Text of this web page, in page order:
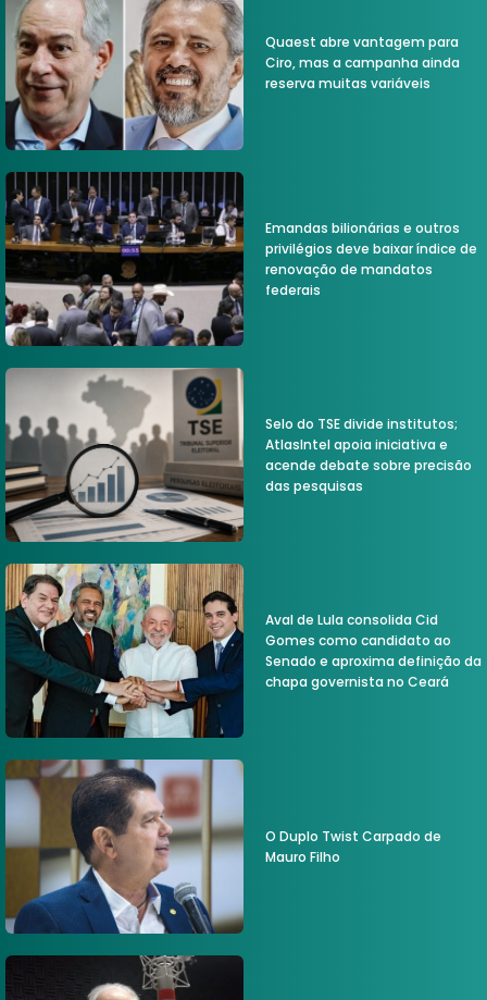
Quaest abre vantagem para
Ciro, mas a campanha ainda
reserva muitas variáveis
Emandas bilionárias e outros
privilégios deve baixar índice de
renovação de mandatos
federais
Selo do TSE divide institutos;
AtlasIntel apoia iniciativa e
acende debate sobre precisão
das pesquisas
Aval de Lula consolida Cid
Gomes como candidato ao
Senado e aproxima definição da
chapa governista no Ceará
O Duplo Twist Carpado de
Mauro Filho